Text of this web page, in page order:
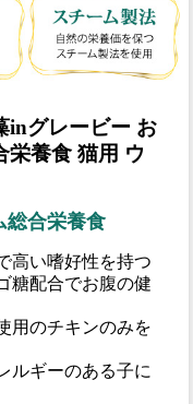
inグレービー お
栄養食 猫用 ウ
総合栄養食
高い嗜好性を持つ
糖配合でお腹の健
用のチキンのみを
ルギーのある子に